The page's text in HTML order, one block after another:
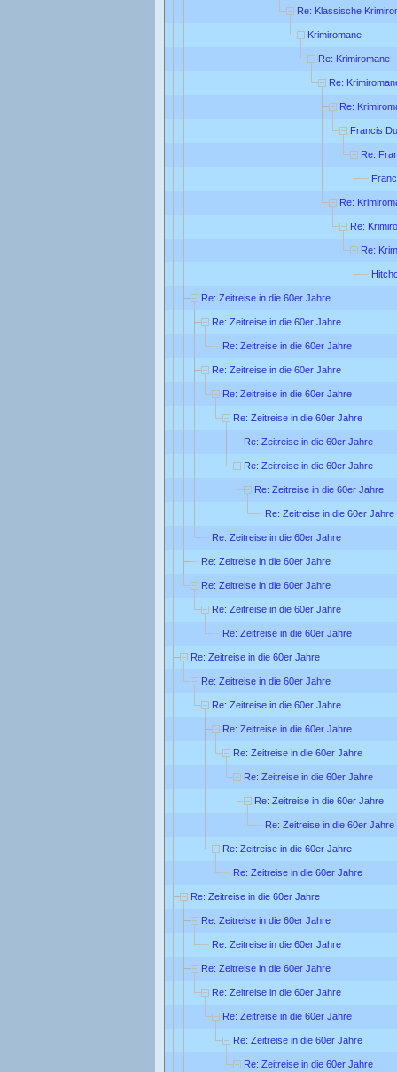
Re: Klassische
Krimiromane
Re: Krimiromane
Re:
Re:
Francis
Re:
Re:
Re:
Re:
Re: Zeitreise in die 60er Jahre
Re: Zeitreise in die 60er Jahre
Re: Zeitreise in die 60er Jahre
Re: Zeitreise in die 60er Jahre
Re: Zeitreise in die 60er Jahre
Re: Zeitreise in die 60er Jahre
Re: Zeitreise in die 60er Jahre
Re: Zeitreise in die 60er Jahre
Re: Zeitreise in die 60er Jahre
Re: Zeitreise in die 60er Jahre
Re: Zeitreise in die 60er Jahre
Re: Zeitreise in die 60er Jahre
Re: Zeitreise in die 60er Jahre
Re: Zeitreise in die 60er Jahre
Re: Zeitreise in die 60er Jahre
Re: Zeitreise in die 60er Jahre
Re: Zeitreise in die 60er Jahre
Re: Zeitreise in die 60er Jahre
Re: Zeitreise in die 60er Jahre
Re: Zeitreise in die 60er Jahre
Re: Zeitreise in die 60er Jahre
Re: Zeitreise in die 60er Jahre
Re: Zeitreise in die 60er Jahre
Re: Zeitreise in die 60er Jahre
Re: Zeitreise in die 60er Jahre
Re: Zeitreise in die 60er Jahre
Re: Zeitreise in die 60er Jahre
Re: Zeitreise in die 60er Jahre
Re: Zeitreise in die 60er Jahre
Re: Zeitreise in die 60er Jahre
Re: Zeitreise in die 60er Jahre
Re: Zeitreise in die 60er Jahre
Re: Zeitreise in die 60er Jahre